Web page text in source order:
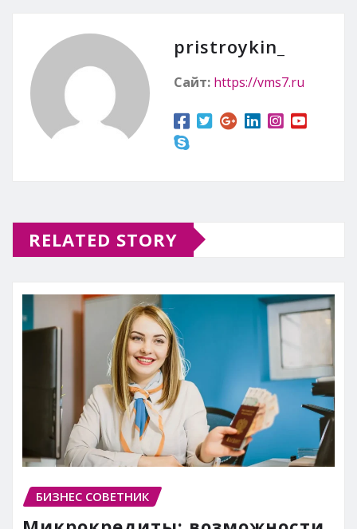
pristroykin_
Сайт: https://vms7.ru
RELATED STORY
БИЗНЕС СОВЕТНИК